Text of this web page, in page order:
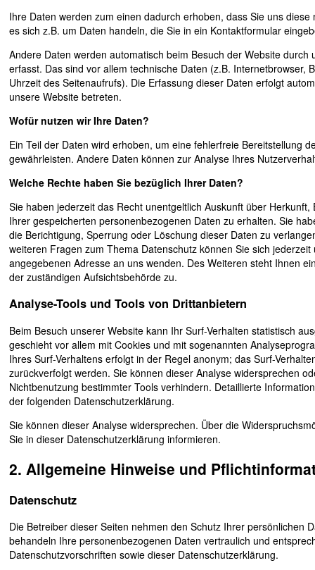
Ihre Daten werden zum einen dadurch erhoben, dass Sie uns diese
es sich z.B. um Daten handeln, die Sie in ein Kontaktformular
Andere Daten werden automatisch beim Besuch der Website durch
erfasst. Das sind vor allem technische Daten (z.B. Internetbrowser,
Uhrzeit des Seitenaufrufs). Die Erfassung dieser Daten erfolgt
unsere Website betreten.
Wofür nutzen wir Ihre Daten?
Ein Teil der Daten wird erhoben, um eine fehlerfreie Bereitstellung
gewährleisten. Andere Daten können zur Analyse Ihres
Welche Rechte haben Sie bezüglich Ihrer Daten?
Sie haben jederzeit das Recht unentgeltlich Auskunft über Herkunft,
Ihrer gespeicherten personenbezogenen Daten zu erhalten. Sie
die Berichtigung, Sperrung oder Löschung dieser Daten zu
weiteren Fragen zum Thema Datenschutz können Sie sich
angegebenen Adresse an uns wenden. Des Weiteren steht Ihnen
der zuständigen Aufsichtsbehörde zu.
Analyse-Tools und Tools von Drittanbietern
Beim Besuch unserer Website kann Ihr Surf-Verhalten statistisch
geschieht vor allem mit Cookies und mit sogenannten
Ihres Surf-Verhaltens erfolgt in der Regel anonym; das Surf-
zurückverfolgt werden. Sie können dieser Analyse widersprechen
Nichtbenutzung bestimmter Tools verhindern. Detaillierte
der folgenden Datenschutzerklärung.
Sie können dieser Analyse widersprechen. Über die
Sie in dieser Datenschutzerklärung informieren.
2. Allgemeine Hinweise und
Datenschutz
Die Betreiber dieser Seiten nehmen den Schutz Ihrer persönlichen
behandeln Ihre personenbezogenen Daten vertraulich und
Datenschutzvorschriften sowie dieser Datenschutzerklärung.